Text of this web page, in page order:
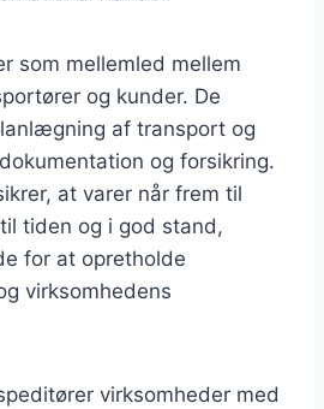
som mellemled mellem
og kunder. De
af transport og
og forsikring.
at varer når frem til
tiden og i god stand,
for at opretholde
virksomhedens
virksomheder med